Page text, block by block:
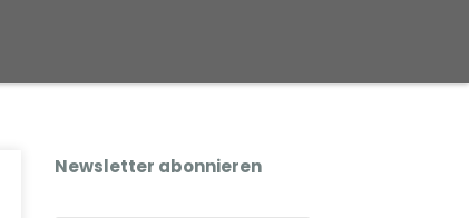
Newsletter abonnieren